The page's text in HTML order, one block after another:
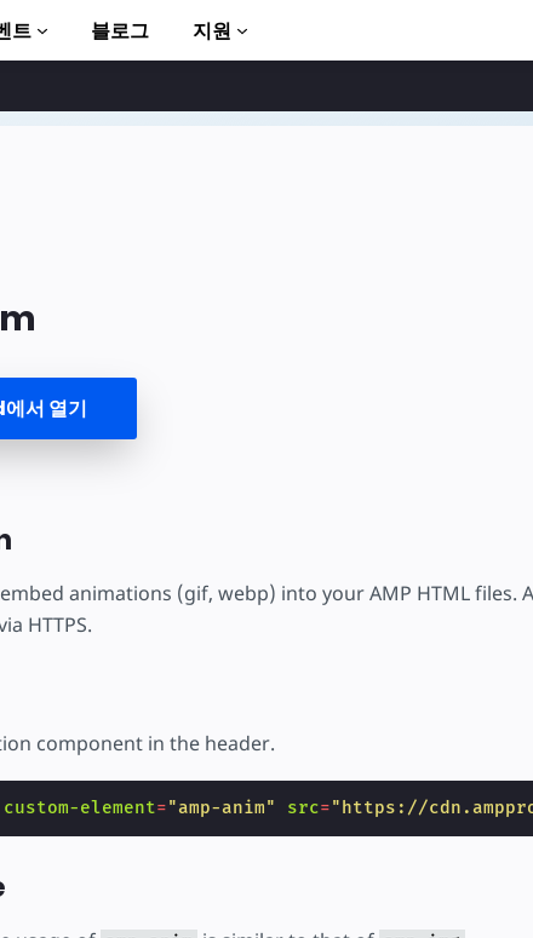
트 블로그 지원
서 열기
animations (gif, webp) into your AMP HTML files.
HTTPS.
component in the header.
custom-element="amp-anim" src="https://